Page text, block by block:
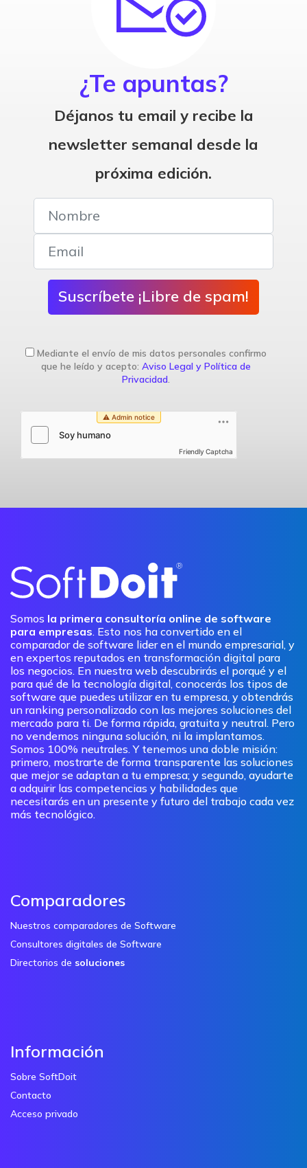
¿Te apuntas?
Déjanos tu email y recibe la
newsletter semanal desde la
próxima edición.
Suscríbete ¡Libre de spam!
Mediante el envío de mis datos personales confirmo
que he leído y acepto: Aviso Legal y Política de
Privacidad.
Friendly Captcha
Somos la primera consultoría online de software
para empresas. Esto nos ha convertido en el
comparador de software lider en el mundo empresarial, y
en expertos reputados en transformación digital para
los negocios. En nuestra web descubrirás el porqué y el
para qué de la tecnología digital, conocerás los tipos de
software que puedes utilizar en tu empresa, y obtendrás
un ranking personalizado con las mejores soluciones del
mercado para ti. De forma rápida, gratuita y neutral. Pero
no vendemos ninguna solución, ni la implantamos.
Somos 100% neutrales. Y tenemos una doble misión:
primero, mostrarte de forma transparente las soluciones
que mejor se adaptan a tu empresa; y segundo, ayudarte
a adquirir las competencias y habilidades que
necesitarás en un presente y futuro del trabajo cada vez
más tecnológico.
Comparadores
Nuestros comparadores de Software
Consultores digitales de Software
Directorios de soluciones
Información
Sobre SoftDoit
Contacto
Acceso privado